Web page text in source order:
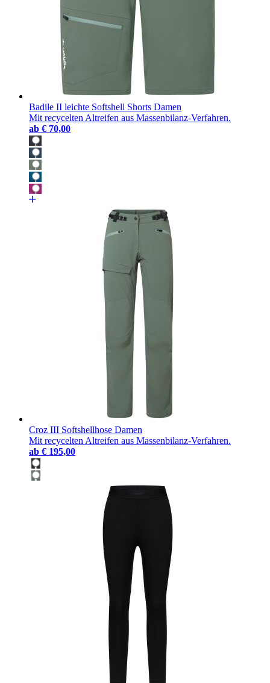
Badile II leichte Softshell Shorts Damen
Mit recycelten Altreifen aus Massenbilanz-Verfahren.
ab € 70,00
Croz III Softshellhose Damen
Mit recycelten Altreifen aus Massenbilanz-Verfahren.
ab € 195,00